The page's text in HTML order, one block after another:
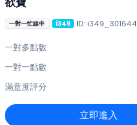
一對一忙線中 i349 ID: i349_301644
一對多點數
一對一點數
滿意度評分
立即進入